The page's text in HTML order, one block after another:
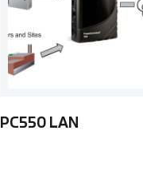
PC550 LAN